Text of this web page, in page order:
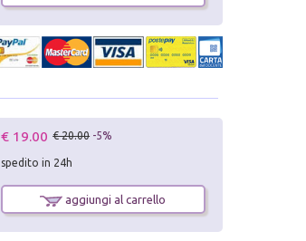
€ 19.00 € 20.00 -5%
spedito in 24h
aggiungi al carrello